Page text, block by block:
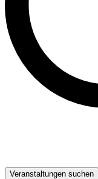
Veranstaltungen suchen